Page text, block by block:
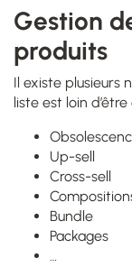
Gestion
produits
Il existe plusieurs
liste est loin
Up-sell
Cross-sell
Bundle
Packages
…